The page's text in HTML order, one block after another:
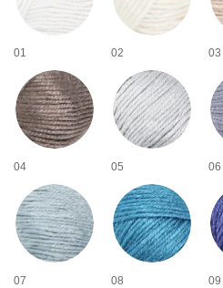
01 02 03
04 05 06
07 08 09